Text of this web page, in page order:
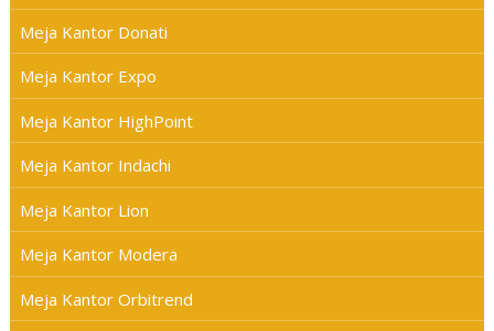
Meja Kantor Donati
Meja Kantor Expo
Meja Kantor HighPoint
Meja Kantor Indachi
Meja Kantor Lion
Meja Kantor Modera
Meja Kantor Orbitrend